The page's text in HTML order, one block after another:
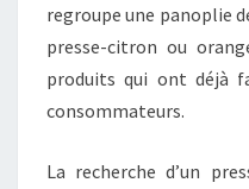
regroupe une panoplie
presse-citron ou
produits qui ont déjà
consommateurs.
La recherche d’un